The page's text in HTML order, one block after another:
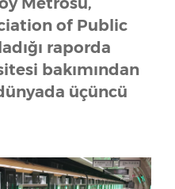
of Public
raporda
bakımından
üçüncü